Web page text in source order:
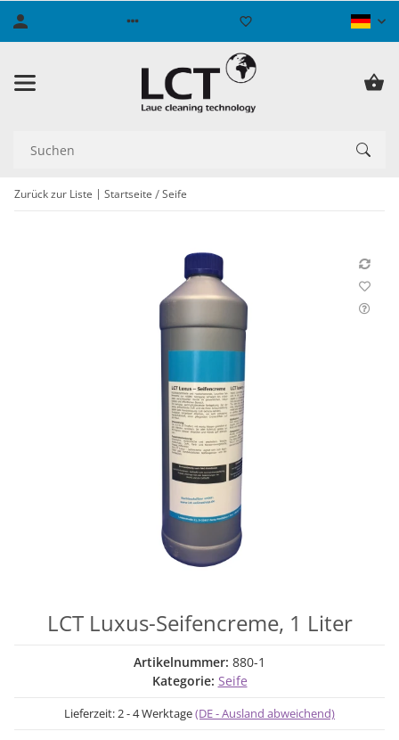
Zurück zur Liste Startseite Seife
LCT Luxus-Seifencreme, 1 Liter
Artikelnummer: 880-1
Kategorie: Seife
Lieferzeit:2 - 4 Werktage(DE - Ausland abweichend)